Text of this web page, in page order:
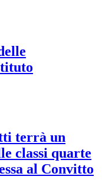
terrà un
classi quarte
al Convitto